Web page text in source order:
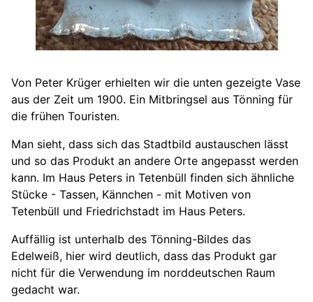
Von Peter Krüger erhielten wir die unten gezeigte Vase
aus der Zeit um 1900. Ein Mitbringsel aus Tönning für
die frühen Touristen.
Man sieht, dass sich das Stadtbild austauschen lässt
und so das Produkt an andere Orte angepasst werden
kann. Im Haus Peters in Tetenbüll finden sich ähnliche
Stücke - Tassen, Kännchen - mit Motiven von
Tetenbüll und Friedrichstadt im Haus Peters.
Auffällig ist unterhalb des Tönning-Bildes das
Edelweiß, hier wird deutlich, dass das Produkt gar
nicht für die Verwendung im norddeutschen Raum
gedacht war.